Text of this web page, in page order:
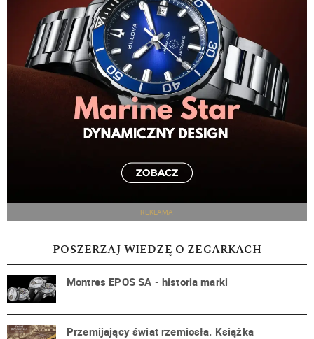
REKLAMA
POSZERZAJ WIEDZĘ O ZEGARKACH
Montres EPOS SA - historia marki
Przemijający świat rzemiosła. Książka